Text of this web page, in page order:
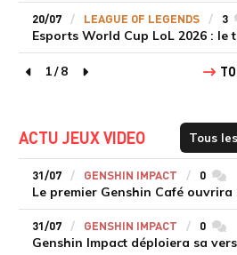
20/07 LEAGUE OF LEGENDS 3
Esports World Cup LoL 2026 : le
page précédente
1/8
page suivante
ACTU JEUX VIDEO
31/07 GENSHIN IMPACT 0
31/07 GENSHIN IMPACT 0